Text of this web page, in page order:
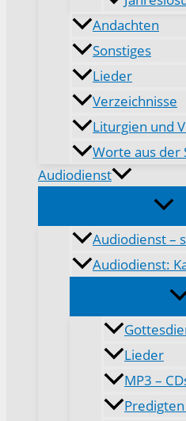
Andachten
Sonstiges
Lieder
Verzeichnisse
Liturgien und
Worte aus der
Audiodienst
Audiodienst –
Audiodienst:
Lieder
MP3 –